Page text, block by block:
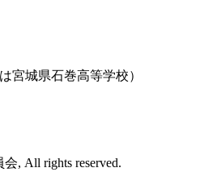
巻高等学校）
, All rights reserved.